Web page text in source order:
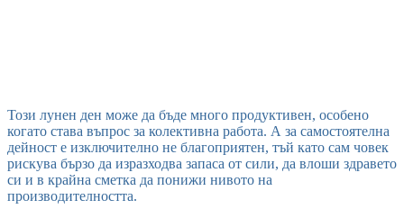
Този лунен ден може да бъде много продуктивен, особено
когато става въпрос за колективна работа. А за самостоятелна
дейност е изключително не благоприятен, тъй като сам човек
рискува бързо да изразходва запаса от сили, да влоши здравето
си и в крайна сметка да понижи нивото на
производителността.